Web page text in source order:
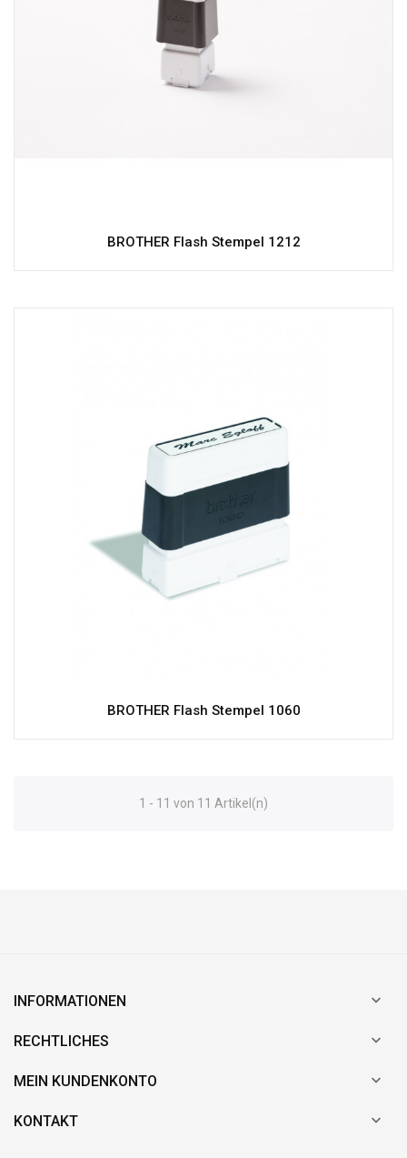
BROTHER Flash Stempel 1212
BROTHER Flash Stempel 1060
1 - 11 von 11 Artikel(n)
INFORMATIONEN 
RECHTLICHES 
MEIN KUNDENKONTO 
KONTAKT 